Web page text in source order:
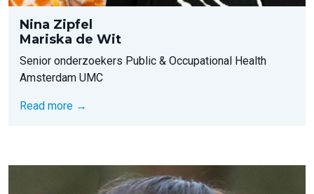
Nina Zipfel
Mariska de Wit
Senior onderzoekers Public & Occupational Health
Amsterdam UMC
Read more →